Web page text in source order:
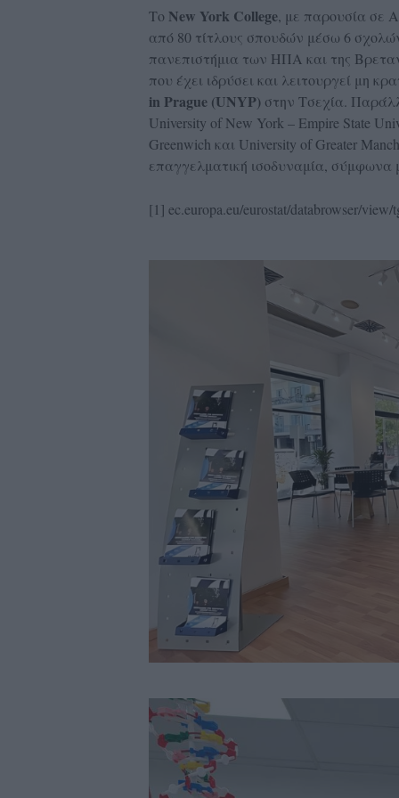
Το New York College, με παρουσία σε
από 80 τίτλους σπουδών μέσω 6
πανεπιστήμια των ΗΠΑ και της
που έχει ιδρύσει και λειτουργεί μη
in Prague (UNYP)στην Τσεχία.
University of New York – Empire State
Greenwich και University of Greater
επαγγελματική ισοδυναμία, σύμφωνα
[1] ec.europa.eu/eurostat/databrowser/view/